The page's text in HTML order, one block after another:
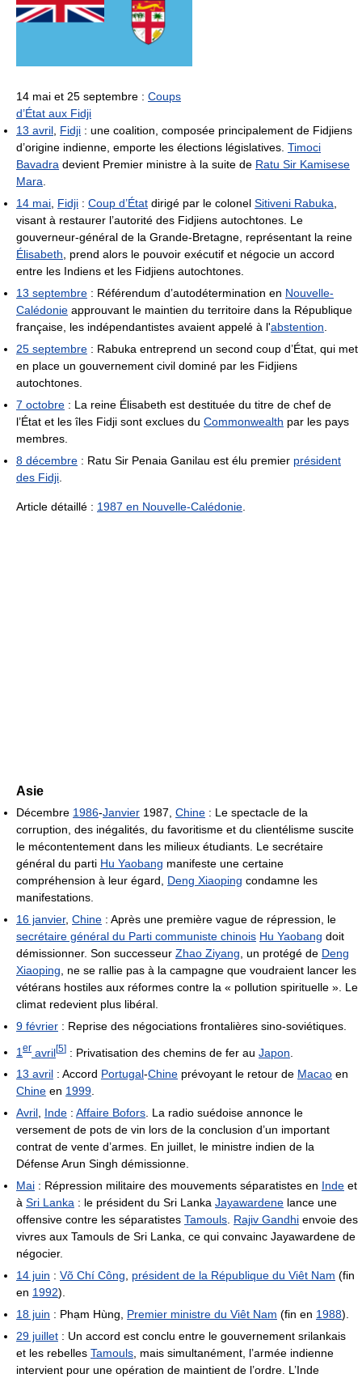
14 mai et 25 septembre : Coups
d’État aux Fidji
13 avril Fidji : une coalition, composée principalement de Fidjiens
d’origine indienne, emporte les élections législatives. Timoci
Bavadra devient Premier ministre à la suite de Ratu Sir Kamisese
Mara
14 mai Fidji : Coup d’État dirigé par le colonel Sitiveni Rabuka
visant à restaurer l’autorité des Fidjiens autochtones. Le
gouverneur-général de la Grande-Bretagne, représentant la reine
Élisabeth , prend alors le pouvoir exécutif et négocie un accord
entre les Indiens et les Fidjiens autochtones.
13 septembre : Référendum d’autodétermination en Nouvelle-
Calédonie approuvant le maintien du territoire dans la République
française, les indépendantistes avaient appelé à l'abstention
25 septembre : Rabuka entreprend un second coup d’État, qui met
en place un gouvernement civil dominé par les Fidjiens
autochtones.
7 octobre : La reine Élisabeth est destituée du titre de chef de
l’État et les îles Fidji sont exclues du Commonwealth par les pays
membres.
8 décembre : Ratu Sir Penaia Ganilau est élu premier président
des Fidji
Article détaillé : 1987 en Nouvelle-Calédonie
Asie
Décembre 1986-Janvier 1987, Chine : Le spectacle de la
corruption, des inégalités, du favoritisme et du clientélisme suscite
le mécontentement dans les milieux étudiants. Le secrétaire
général du parti Hu Yaobang manifeste une certaine
compréhension à leur égard, Deng Xiaoping condamne les
manifestations.
16 janvier, Chine : Après une première vague de répression, le
secrétaire général du Parti communiste chinois Hu Yaobang doit
démissionner. Son successeur Zhao Ziyang , un protégé de Deng
Xiaoping , ne se rallie pas à la campagne que voudraient lancer les
vétérans hostiles aux réformes contre la « pollution spirituelle ». Le
climat redevient plus libéral.
9 février : Reprise des négociations frontalières sino-soviétiques.
1er avril[5] : Privatisation des chemins de fer au Japon
13 avril : Accord Portugal-Chine prévoyant le retour de Macao en
Chine en 1999.
Avril, Inde : Affaire Bofors. La radio suédoise annonce le
versement de pots de vin lors de la conclusion d’un important
contrat de vente d’armes. En juillet, le ministre indien de la
Défense Arun Singh démissionne.
Mai : Répression militaire des mouvements séparatistes en Inde et
à Sri Lanka : le président du Sri Lanka Jayawardene lance une
offensive contre les séparatistes Tamouls. Rajiv Gandhi envoie des
vivres aux Tamouls de Sri Lanka, ce qui convainc Jayawardene de
négocier.
14 juin : Võ Chí Công, président de la République du Viêt Nam (fin
en 1992).
18 juin : Phạm Hùng, Premier ministre du Viêt Nam (fin en 1988).
29 juillet : Un accord est conclu entre le gouvernement srilankais
et les rebelles Tamouls, mais simultanément, l’armée indienne
intervient pour une opération de maintient de l’ordre. L’Inde